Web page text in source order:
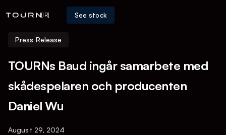
[IR] See stock
Press Release
TOURNs Baud ingår samarbete med
skådespelaren och producenten
Daniel Wu
August 29, 2024